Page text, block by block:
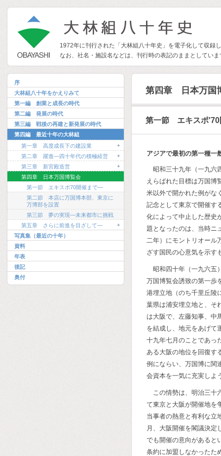
1972年に刊行された「大林組八十年史」を電子化して収録
なお、社名・施設名などは、刊行時の表記のままとしてい
序
大林組八十年をかえりみて
第一編 創業と成長の時代
第二編 発展の時代
第三編 戦後の再建と新発展の時代
第四編 最近十年の大林組
第一章 高度成長下の建設業
+
第二章 躍進―四十年代の積極経営
+
第三章 新宮殿造営
+
第四章 日本万国博覧会
第一節 エキスポ70開催まで―
第二節 本店に万国博本部、東京に
万博部を設置
第三節 夢の実現―未来都市に挑戦
第五章 さらに前進を目ざして―
+
写真集（最近の十年）
資料
年表
後記
奥付
第四章 日本万国
第一節 エキスポ
アジアで最初の第一種一
昭和三十九年（一九六
えらばれた目標は万国博
米以外で開かれた例がな
記念として東京で開催す
化によって中止した歴史
題となったのは、当時ニ
二年）にモントリオール
ざす国民の心意気を示す
昭和四十年（一九六五
万国博覧会誘致の第一歩
港埋立地（のち千里丘陵
葉県は浦安埋立地と、そ
は大阪で、左藤知事、中
を結成し、地元をあげて
十九年七月のことであっ
ある大阪の地位を回復す
例にならい、万国博に関
会資本を一気に充実しよ
この情勢は、明治三十
て東京と大阪が開催地を
当事者の熱意と有利な立
月、大阪開催を閣議決定
でも開催の意向があると
条約に加盟しなかったた